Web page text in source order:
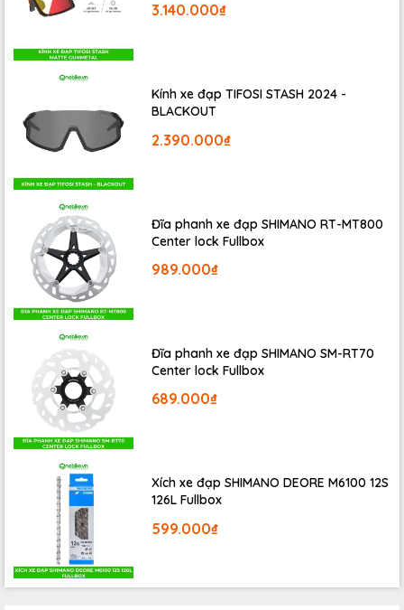
3.140.000₫
Kính xe đạp TIFOSI STASH 2024 -
BLACKOUT
2.390.000₫
Đĩa phanh xe đạp SHIMANO RT-MT800
Center lock Fullbox
989.000₫
Đĩa phanh xe đạp SHIMANO SM-RT70
Center lock Fullbox
689.000₫
Xích xe đạp SHIMANO DEORE M6100 12S
126L Fullbox
599.000₫